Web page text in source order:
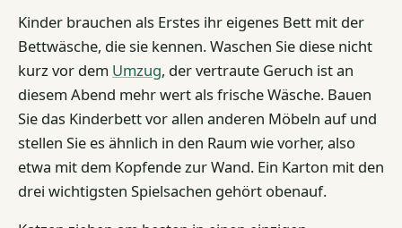
Kinder brauchen als Erstes ihr eigenes Bett mit der
Bettwäsche, die sie kennen. Waschen Sie diese nicht
kurz vor dem Umzug, der vertraute Geruch ist an
diesem Abend mehr wert als frische Wäsche. Bauen
Sie das Kinderbett vor allen anderen Möbeln auf und
stellen Sie es ähnlich in den Raum wie vorher, also
etwa mit dem Kopfende zur Wand. Ein Karton mit den
drei wichtigsten Spielsachen gehört obenauf.